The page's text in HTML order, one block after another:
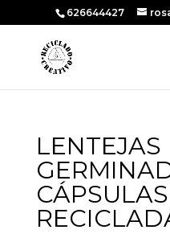
626644427
LENTEJAS